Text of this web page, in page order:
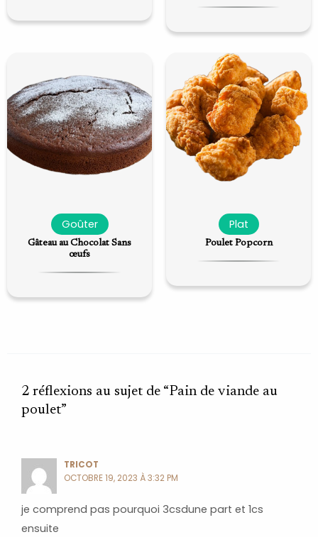
Goûter
Gâteau au Chocolat Sans
œufs
Plat
Poulet Popcorn
2 réflexions au sujet de “Pain de viande au
poulet”
TRICOT
OCTOBRE 19, 2023 À 3:32 PM
je comprend pas pourquoi 3csdune part et 1cs
ensuite